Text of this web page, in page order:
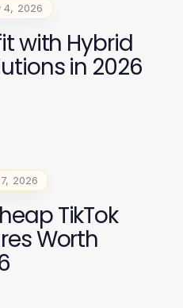
4, 2026
with Hybrid
in 2026
2026
TikTok
Worth